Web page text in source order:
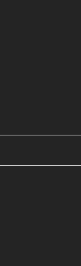
Ürün
Ürün
Ürün